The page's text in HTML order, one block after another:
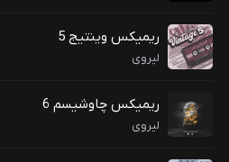
ریمیکس وینتیج 5
لیروی
ریمیکس چاوشیسم 6
لیروی